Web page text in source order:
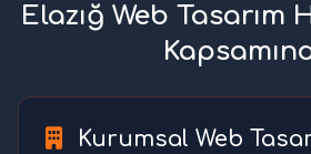
Elazığ Web Tasarım
Kurumsal Web